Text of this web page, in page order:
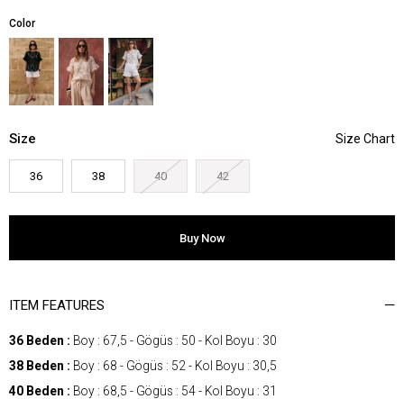
Color
Size
36 38 40 42
ITEM FEATURES
36 Beden : Boy : 67,5 - Gögüs : 50 - Kol Boyu : 30
38 Beden : Boy : 68 - Gögüs : 52 - Kol Boyu : 30,5
40 Beden : Boy : 68,5 - Gögüs : 54 - Kol Boyu : 31